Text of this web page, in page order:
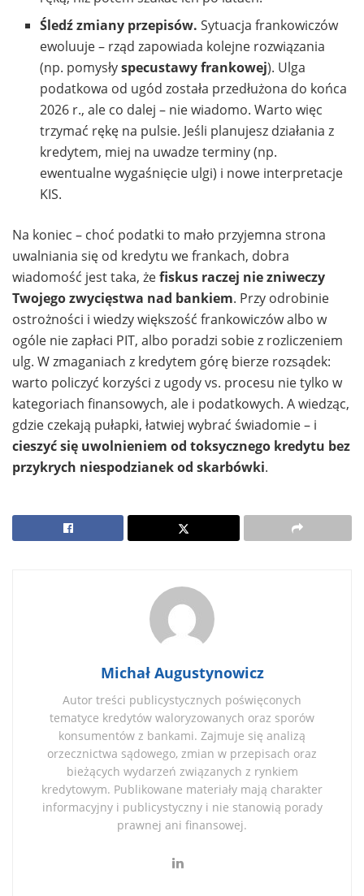
Śledź zmiany przepisów. Sytuacja frankowiczów
ewoluuje – rząd zapowiada kolejne rozwiązania
(np. pomysłyspecustawy frankowej). Ulga
podatkowa od ugód została przedłużona do końca
2026 r., ale co dalej – nie wiadomo. Warto więc
trzymać rękę na pulsie. Jeśli planujesz działania z
kredytem, miej na uwadze terminy (np.
ewentualne wygaśnięcie ulgi) i nowe interpretacje
KIS.
Na koniec – choć podatki to mało przyjemna strona
uwalniania się od kredytu we frankach, dobra
wiadomość jest taka, żefiskus raczej nie zniweczy
Twojego zwycięstwa nad bankiem. Przy odrobinie
ostrożności i wiedzy większość frankowiczów albo w
ogóle nie zapłaci PIT, albo poradzi sobie z rozliczeniem
ulg. W zmaganiach z kredytem górę bierze rozsądek:
warto policzyć korzyści z ugody vs. procesu nie tylko w
kategoriach finansowych, ale i podatkowych. A wiedząc,
gdzie czekają pułapki, łatwiej wybrać świadomie – i
cieszyć się uwolnieniem od toksycznego kredytu bez
przykrych niespodzianek od skarbówki.
Michał Augustynowicz
Autor treści publicystycznych poświęconych
tematyce kredytów waloryzowanych oraz sporów
konsumentów z bankami. Zajmuje się analizą
orzecznictwa sądowego, zmian w przepisach oraz
bieżących wydarzeń związanych z rynkiem
kredytowym. Publikowane materiały mają charakter
informacyjny i publicystyczny i nie stanowią porady
prawnej ani finansowej.